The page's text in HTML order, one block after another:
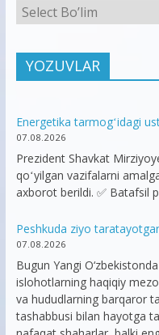
YOZUVLAR
Energetika tarmogʻidagi
07.08.2026
Prezident Shavkat
qoʻyilgan vazifalarni
axborot berildi. ✅ Batafsil
Peshkuda ziyo
07.08.2026
Bugun Yangi
islohotlarning haqiqiy
va hududlarning barqaror
tashabbusi bilan hayotga